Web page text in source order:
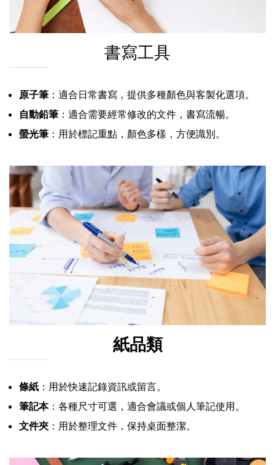
書寫工具
原子筆 ：適合日常書寫，提供多種顏色與客製化選項。
自動鉛筆 ：適合需要經常修改的文件，書寫流暢。
螢光筆 ：用於標記重點，顏色多樣，方便識別。
紙品類
條紙 ：用於快速記錄資訊或留言。
筆記本：各種尺寸可選，適合會議或個人筆記使用。
文件夾 ：用於整理文件，保持桌面整潔。